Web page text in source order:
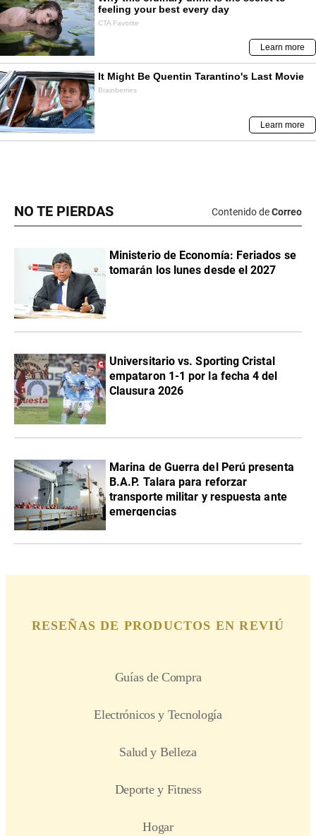
NO TE PIERDAS Contenido deCorreo
Ministerio de Economía: Feriados se
tomarán los lunes desde el 2027
Universitario vs. Sporting Cristal
empataron 1-1 por la fecha 4 del
Clausura 2026
Marina de Guerra del Perú presenta
B.A.P. Talara para reforzar
transporte militar y respuesta ante
emergencias